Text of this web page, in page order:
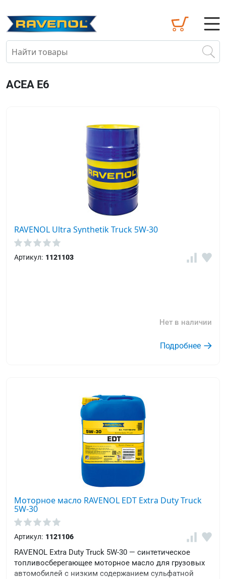
ACEA E6
RAVENOL Ultra Synthetik Truck 5W-30
Артикул: 1121103
Нет в наличии
Подробнее
Моторное масло RAVENOL EDT Extra Duty Truck
5W-30
Артикул: 1121106
RAVENOL Extra Duty Truck 5W-30 — синтетическое
топливосберегающее моторное масло для грузовых
автомобилей с низким содержанием сульфатной